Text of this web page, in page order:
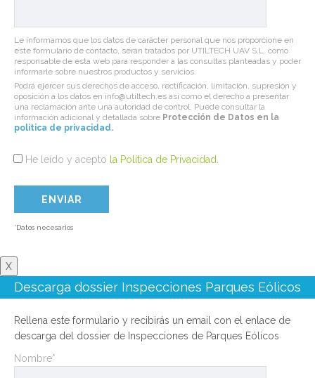
Le informamos que los datos de carácter personal que nos proporcione en
este formulario de contacto, serán tratados por UTILTECH UAV S.L. como
responsable de esta web para responder a las consultas planteadas y poder
informarle sobre nuestros productos y servicios.
Podrá ejercer sus derechos de acceso, rectificación, limitación, supresión y
oposición a los datos en info@utiltech.es así como el derecho a presentar
una reclamación ante una autoridad de control. Puede consultar la
información adicional y detallada sobre Protección de Datos en la
politica de privacidad.
He leído y acepto la Política de Privacidad
*Datos necesarios
X
Descarga dossier Inspecciones Parques Eólicos
Rellena este formulario y recibirás un email con el enlace de
descarga del dossier de Inspecciones de Parques Eólicos
Nombre*